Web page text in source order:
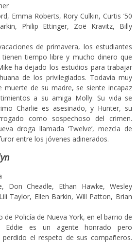
Emma Roberts, Rory Culkin, Curtis ’50
Philip Ettinger, Zoë Kravitz, Billy
de primavera, los estudiantes
tiempo libre y mucho dinero que
ha dejado los estudios para trabajar
de los privilegiados. Todavía muy
muerte de su madre, se siente incapaz
a su amiga Molly. Su vida se
Charlie es asesinado, y Hunter, su
como sospechoso del crimen.
droga llamada ‘Twelve’, mezcla de
entre los jóvenes adinerados.
Don Cheadle, Ethan Hawke, Wesley
Taylor, Ellen Barkin, Will Patton, Brian
de Policía de Nueva York, en el barrio de
Eddie es un agente honrado pero
el respeto de sus compañeros.